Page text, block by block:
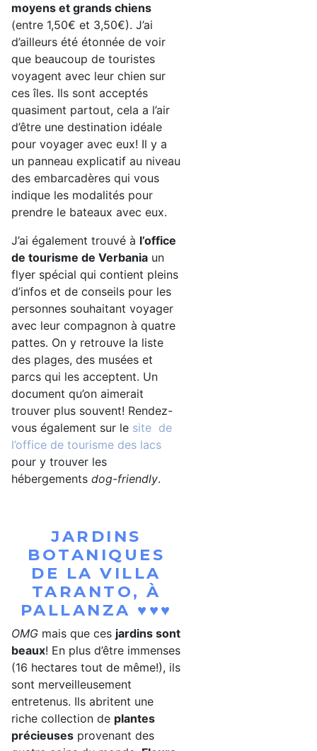
moyens et grands chiens
(entre 1,50€ et 3,50€). J’ai
d’ailleurs été étonnée de voir
que beaucoup de touristes
voyagent avec leur chien sur
ces îles. Ils sont acceptés
quasiment partout, cela a l’air
d’être une destination idéale
pour voyager avec eux! Il y a
un panneau explicatif au niveau
des embarcadères qui vous
indique les modalités pour
prendre le bateaux avec eux.
J’ai également trouvé à l’office
de tourisme de Verbania un
flyer spécial qui contient pleins
d’infos et de conseils pour les
personnes souhaitant voyager
avec leur compagnon à quatre
pattes. On y retrouve la liste
des plages, des musées et
parcs qui les acceptent. Un
document qu’on aimerait
trouver plus souvent! Rendez-
vous également sur le site de
l’office de tourisme des lacs
pour y trouver les
hébergements dog-friendly.
JARDINS
BOTANIQUES
DE LA VILLA
TARANTO, À
PALLANZA ♥♥♥
OMG mais que ces jardins sont
beaux! En plus d’être immenses
(16 hectares tout de même!), ils
sont merveilleusement
entretenus. Ils abritent une
riche collection de plantes
précieuses provenant des